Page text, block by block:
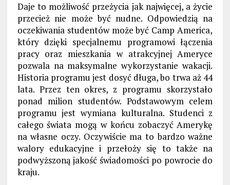
Daje to możliwość przeżycia jak najwięcej, a życie
przecież nie może być nudne. Odpowiedzią na
oczekiwania studentów może być Camp America,
który dzięki specjalnemu programowi łączenia
pracy oraz mieszkania w atrakcyjnej Ameryce
pozwala na maksymalne wykorzystanie wakacji.
Historia programu jest dosyć długa, bo trwa aż 44
lata. Przez ten okres, z programu skorzystało
ponad milion studentów. Podstawowym celem
programu jest wymiana kulturalna. Studenci z
całego świata mogą w końcu zobaczyć Amerykę
na własne oczy. Oczywiście ma to bardzo ważne
walory edukacyjne i przełoży się to także na
podwyższoną jakość świadomości po powrocie do
kraju.